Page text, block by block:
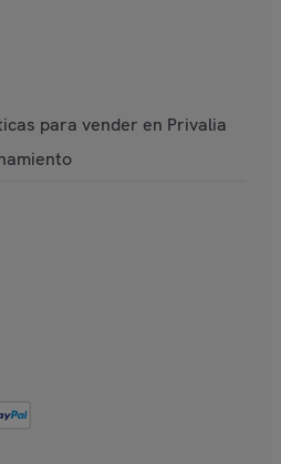
para vender en Privalia